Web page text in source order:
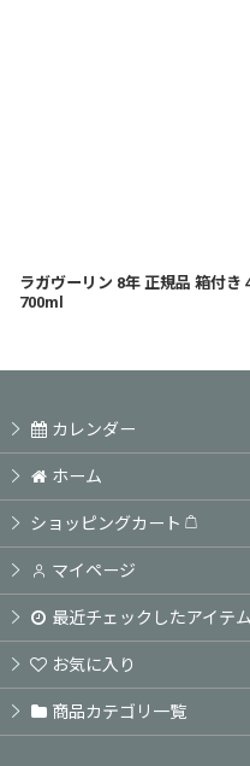
ラガヴーリン 8年 正規品 箱付き
700ml
カレンダー
ホーム
ショッピングカート
マイページ
最近チェックしたアイテム
お気に入り
商品カテゴリ一覧